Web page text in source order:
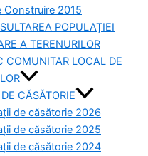
Construire 2015
POPULAȚIEI
A TERENURILOR
COMUNITAR LOCAL DE
CĂSĂTORIE
de căsătorie 2026
de căsătorie 2025
de căsătorie 2024